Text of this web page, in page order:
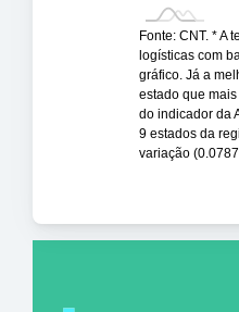
Fonte: CNT. * A
logísticas com
gráfico. Já a
estado que
do indicador da
9 estados da
variação